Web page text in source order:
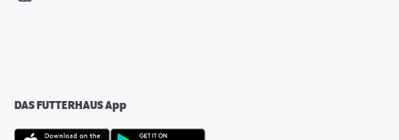
DAS FUTTERHAUS App